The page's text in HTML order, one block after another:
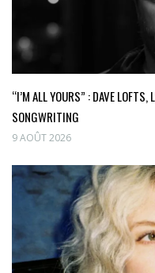
“I’M ALL YOURS” : DAVE LOFTS,
SONGWRITING
9 AOÛT 2026